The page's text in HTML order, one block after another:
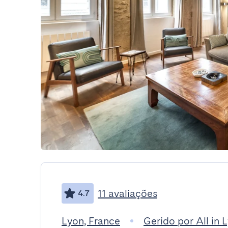
4.7 11 avaliações
Lyon, France Gerido por All in